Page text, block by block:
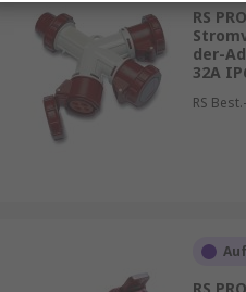
RS
der-
32A
RS